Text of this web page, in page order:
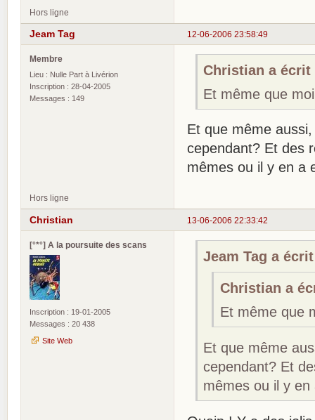
Hors ligne
12-06-2006 23:58:49
Jeam Tag
Membre
Lieu : Nulle Part à Livérion
Inscription : 28-04-2005
Messages : 149
Christian a écrit
Et même que
Et que même
cependant? Et des
mêmes ou il y en a
Hors ligne
13-06-2006 22:33:42
Christian
[°*°] A la poursuite des scans
Inscription : 19-01-2005
Messages : 20 438
Site Web
Jeam Tag a
Christian a
Et même que
Et que même
cependant? Et
mêmes ou il y